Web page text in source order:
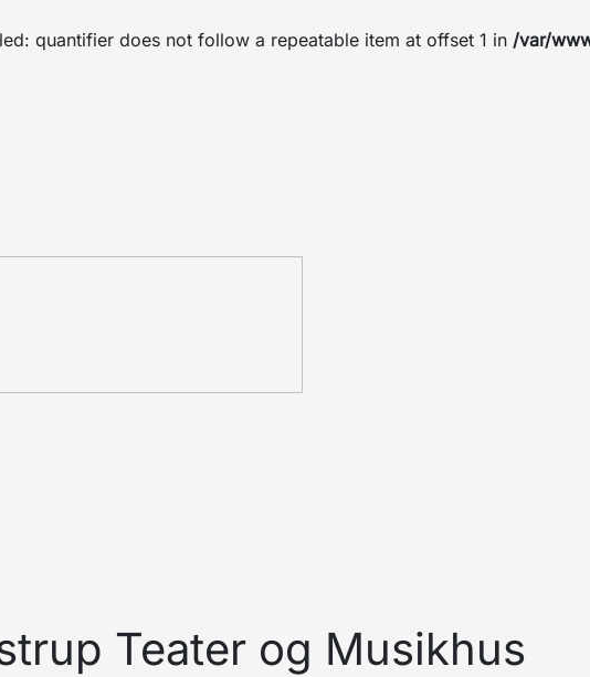
quantifier does not follow a repeatable item at offset 1 in /var/
Teater og Musikhus